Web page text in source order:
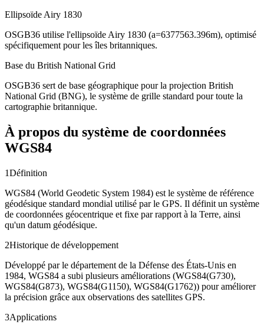
Ellipsoïde Airy 1830
OSGB36 utilise l'ellipsoïde Airy 1830 (a=6377563.396m), optimisé
spécifiquement pour les îles britanniques.
Base du British National Grid
OSGB36 sert de base géographique pour la projection British
National Grid (BNG), le système de grille standard pour toute la
cartographie britannique.
À propos du système de coordonnées
WGS84
1Définition
WGS84 (World Geodetic System 1984) est le système de référence
géodésique standard mondial utilisé par le GPS. Il définit un système
de coordonnées géocentrique et fixe par rapport à la Terre, ainsi
qu'un datum géodésique.
2Historique de développement
Développé par le département de la Défense des États-Unis en
1984, WGS84 a subi plusieurs améliorations (WGS84(G730),
WGS84(G873), WGS84(G1150), WGS84(G1762)) pour améliorer
la précision grâce aux observations des satellites GPS.
3Applications